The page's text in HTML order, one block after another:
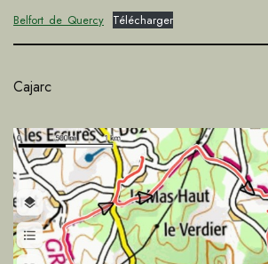
Belfort_de_Quercy Télécharger
Cajarc